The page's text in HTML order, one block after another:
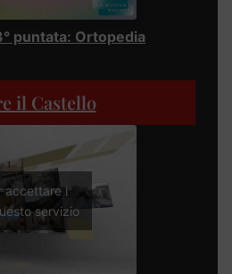
puntata: Ortopedia
il Castello
accettare i
servizio